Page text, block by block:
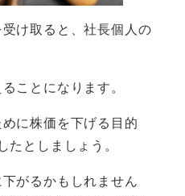
け取ると、社長個人の
ことになります。
に株価を下げる目的
たとしましょう。
がるかもしれません